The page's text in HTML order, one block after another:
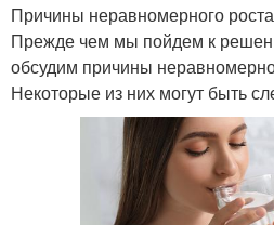
Причины неравномерного
Прежде чем мы пойдем к
обсудим причины
Некоторые из них могут быть